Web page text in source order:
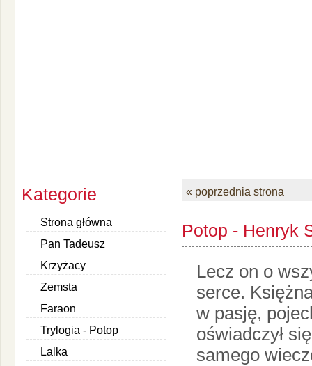
Kategorie
Strona główna
Pan Tadeusz
Krzyżacy
Zemsta
Faraon
Trylogia - Potop
Lalka
« poprzednia strona
Potop - Henryk
Lecz on o
serce.
w pasję,
oświadczył
samego